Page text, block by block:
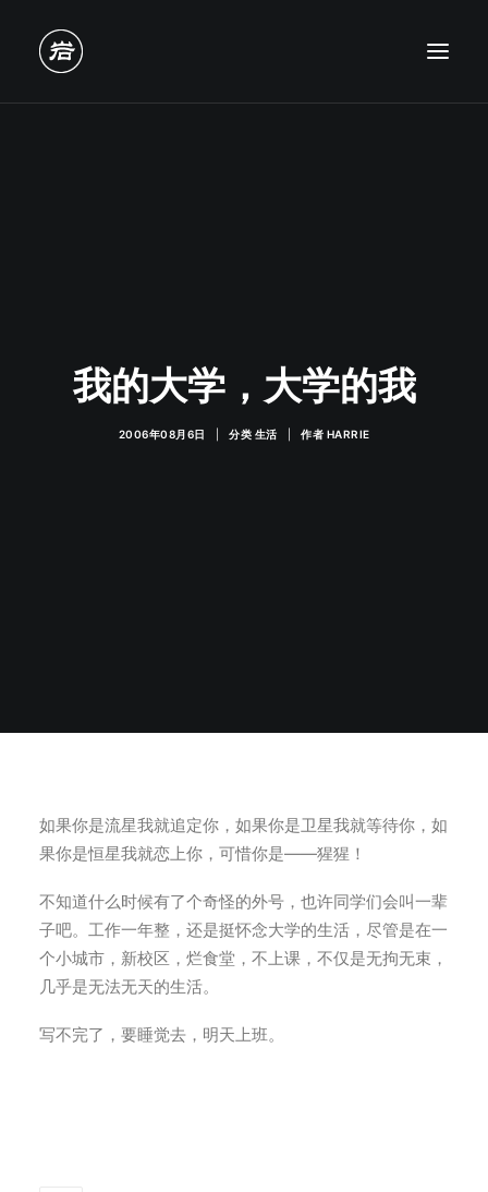
我的大学，大学的我
2006年08月6日 分类 生活 作者 HARRIE
如果你是流星我就追定你，如果你是卫星我就等待你，如
果你是恒星我就恋上你，可惜你是――猩猩！
不知道什么时候有了个奇怪的外号，也许同学们会叫一辈
子吧。工作一年整，还是挺怀念大学的生活，尽管是在一
个小城市，新校区，烂食堂，不上课，不仅是无拘无束，
几乎是无法无天的生活。
写不完了，要睡觉去，明天上班。